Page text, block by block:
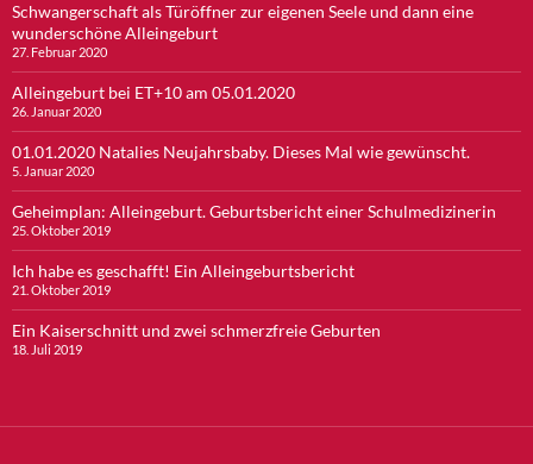
Schwangerschaft als Türöffner zur eigenen Seele und dann eine
wunderschöne Alleingeburt
27. Februar 2020
Alleingeburt bei ET+10 am 05.01.2020
26. Januar 2020
01.01.2020 Natalies Neujahrsbaby. Dieses Mal wie gewünscht.
5. Januar 2020
Geheimplan: Alleingeburt. Geburtsbericht einer Schulmedizinerin
25. Oktober 2019
Ich habe es geschafft! Ein Alleingeburtsbericht
21. Oktober 2019
Ein Kaiserschnitt und zwei schmerzfreie Geburten
18. Juli 2019